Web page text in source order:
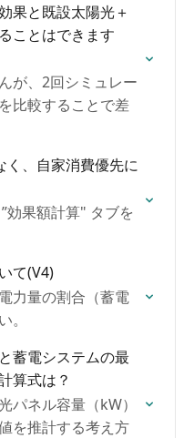
果と既設太陽光＋
ことはできます
が、2回シミュレー
比較することで差
く、自家消費優先に
効果額計算" タブを
て(V4)
力量の割合（蓄電
。
蓄電システムの最
算式は？
パネル容量（kW）
を推計する考え方